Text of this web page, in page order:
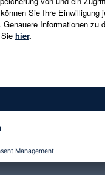
die Datenschutzrichtlinien